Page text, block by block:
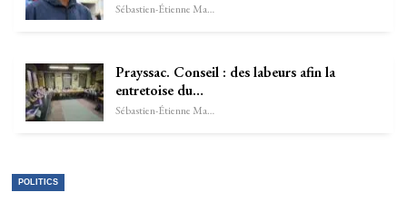
Sébastien-Étienne Marechal
Prayssac. Conseil : des labeurs afin la
entretoise du…
Sébastien-Étienne Marechal
POLITICS